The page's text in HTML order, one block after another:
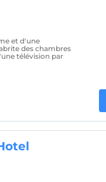
et d'une
des chambres
télévision par